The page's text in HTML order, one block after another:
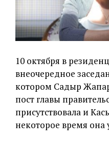
10 октября в
внеочередное
котором Садыр
пост главы
присутствовала и
некоторое время она